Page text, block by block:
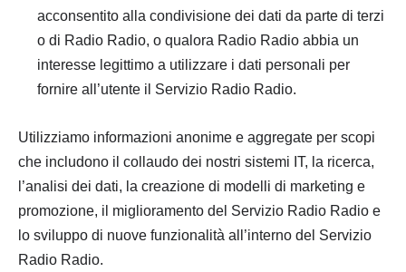
acconsentito alla condivisione dei dati da parte di terzi
o di Radio Radio, o qualora Radio Radio abbia un
interesse legittimo a utilizzare i dati personali per
fornire all’utente il Servizio Radio Radio.
Utilizziamo informazioni anonime e aggregate per scopi
che includono il collaudo dei nostri sistemi IT, la ricerca,
l’analisi dei dati, la creazione di modelli di marketing e
promozione, il miglioramento del Servizio Radio Radio e
lo sviluppo di nuove funzionalità all’interno del Servizio
Radio Radio.